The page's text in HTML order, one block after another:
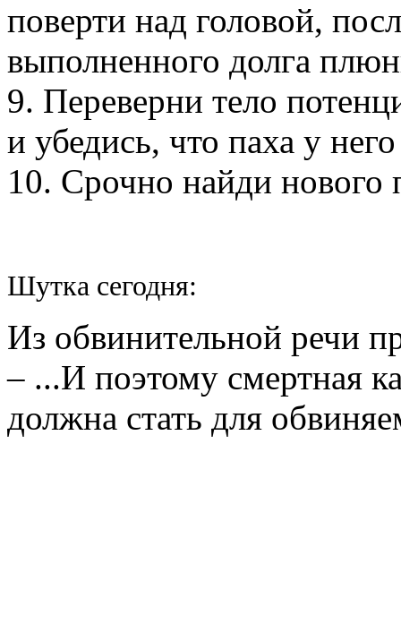
поверти над головой,
выполненного долга
9. Переверни тело
и убедись, что паха у
10. Срочно найди нового
Шутка сегодня:
Из обвинительной речи
– ...И поэтому смертная
должна стать для